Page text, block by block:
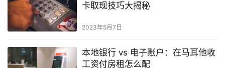
卡取现技巧大揭秘
2023年5月7日
本地银行 vs 电子账户：在马耳他收
工资付房租怎么配